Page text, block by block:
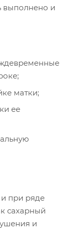
выполнено и
матки;
ее
при ряде
сахарный
и